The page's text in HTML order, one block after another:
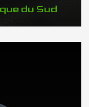
du Sud
en Afrique du Sud